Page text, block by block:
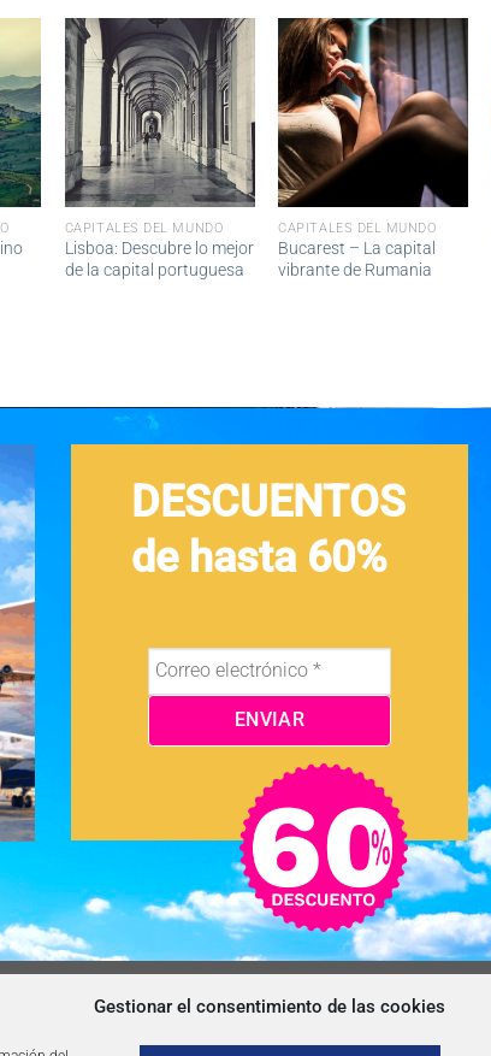
Gestionar el consentimiento de las cookies
CAPITALES DEL MUNDO
Lisboa: Descubre lo mejor
de la capital portuguesa
CAPITALES DEL MUNDO
Bucarest – La capital
vibrante de Rumania
DESCUENTOS
de hasta 60%